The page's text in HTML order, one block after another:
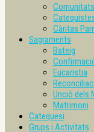
Càritas
Sagraments
Bateig
Eucaristia
Unció dels
Matrimoni
Catequesi
Grups i Activitats